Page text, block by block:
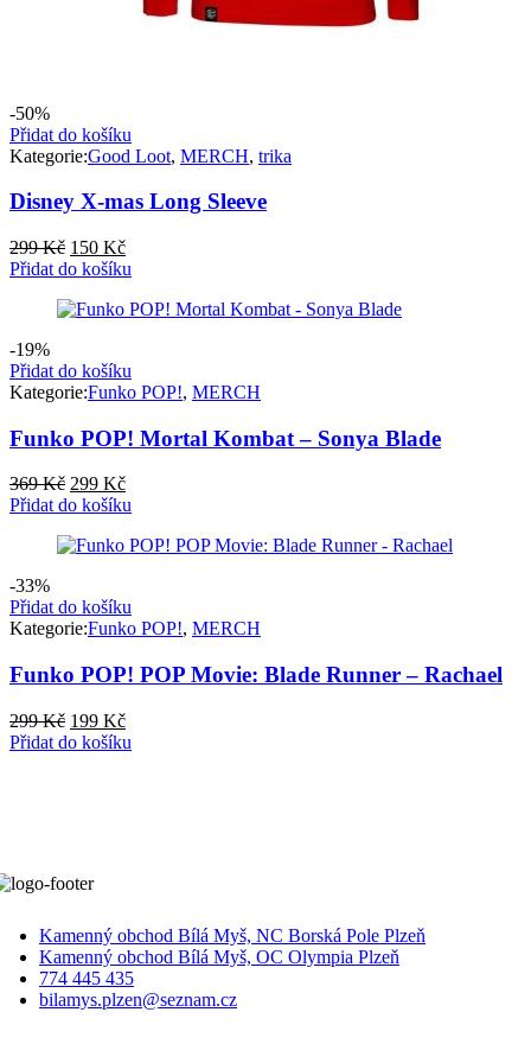
-50%
Přidat do košíku
Kategorie:Good Loot, MERCH, trika
Disney X-mas Long Sleeve
299Kč Původní
cena
299 Kč.
150 KčAktuální
cena
150 Kč.
Přidat do košíku
-19%
Přidat do košíku
Kategorie:Funko POP!, MERCH
Funko POP! Mortal Kombat – Sonya Blade
369Kč Původní
cena
369 Kč.
299 KčAktuální
cena
299 Kč.
Přidat do košíku
-33%
Přidat do košíku
Kategorie:Funko POP!, MERCH
Funko POP! POP Movie: Blade Runner – Rachael
299Kč Původní
cena
199 KčAktuální
cena
Přidat do košíku
Kamenný obchod Bílá Myš, NC Borská Pole Plzeň
Kamenný obchod Bílá Myš, OC Olympia Plzeň
774 445 435
bilamys.plzen@seznam.cz